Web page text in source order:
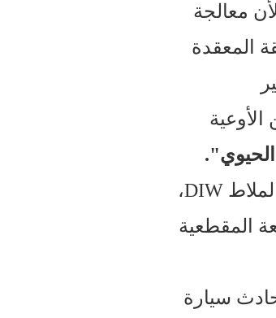
معالجة
المعقدة
الحيوي".
بمساعدة تقنية الطباعة ثلاثية الأبعاد عالية الدقة (مثل SLA المعالج بالضوء، وقذف الملاط DIW،
المقطعية
سيارة